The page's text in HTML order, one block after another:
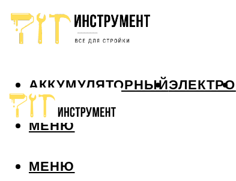
АККУМУЛЯТОРНЫЙЭЛЕКТРО
МЕНЮ
МЕНЮ